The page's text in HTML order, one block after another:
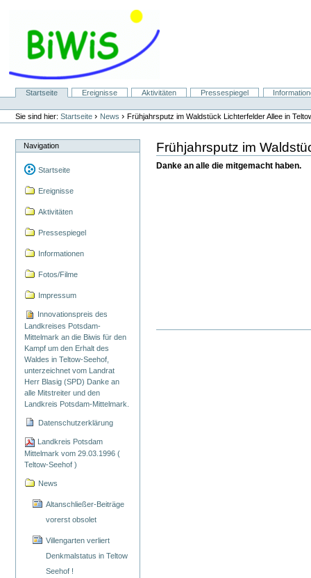
Navigation
SektionenStartseite Ereignisse Aktivitäten Pressespiegel
Benutzerspezifische
Werkzeuge
Sie sind hier: Startseite › News ›Frühjahrsputz im Waldstück Lichterfelder Allee in
Navigation
Startseite
Ereignisse
Aktivitäten
Pressespiegel
Informationen
Fotos/Filme
Impressum
Innovationspreis des
Landkreises Potsdam-
Mittelmark an die Biwis für den
Kampf um den Erhalt des
Waldes in Teltow-Seehof,
unterzeichnet vom Landrat
Herr Blasig (SPD) Danke an
alle Mitstreiter und den
Landkreis Potsdam-Mittelmark.
Datenschutzerklärung
Landkreis Potsdam
Mittelmark vom 29.03.1996 (
Teltow-Seehof )
News
Altanschließer-Beiträge
vorerst obsolet
Villengarten verliert
Denkmalstatus in Teltow
Seehof !
Frühjahrsputz im
Danke an alle die mitgemacht haben.